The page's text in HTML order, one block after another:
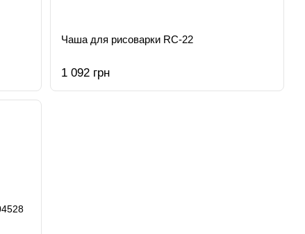
Чаша для рисоварки RC-22
1 092 грн